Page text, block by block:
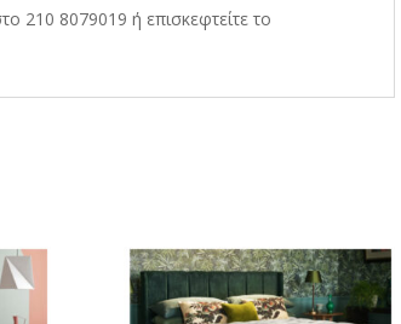
210 8079019 ή επισκεφτείτε το